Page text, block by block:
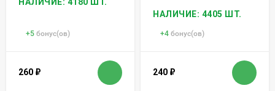
+5 бонус(ов)
260 ₽
НАЛИЧИЕ: 4405 ШТ.
+4 бонус(ов)
240 ₽